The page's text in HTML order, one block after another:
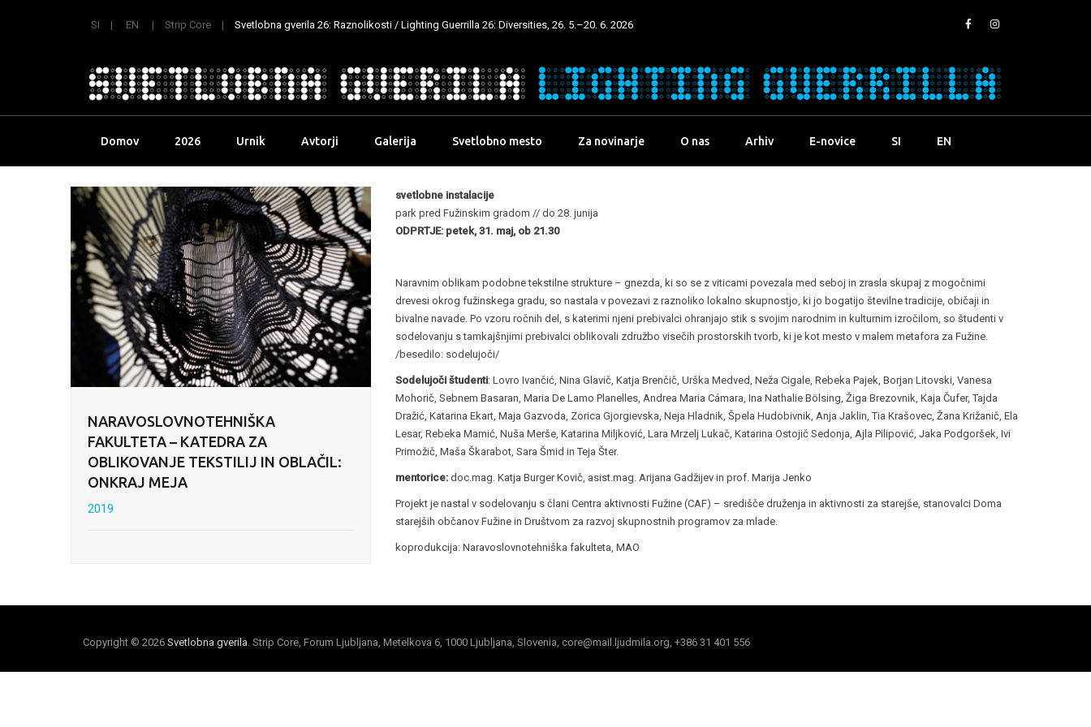
SI EN Strip Core Svetlobna gverila 26: Raznolikosti / Lighting Guerrilla 26: Diversities, 26. 5.–20. 6. 2026
Domov 2026 Urnik Avtorji Galerija Svetlobno mesto Za novinarje O nas Arhiv E-novice SI EN
NARAVOSLOVNOTEHNIŠKA
FAKULTETA – KATEDRA ZA
OBLIKOVANJE TEKSTILIJ IN OBLAČIL:
ONKRAJ MEJA
2019
svetlobne instalacije
park pred Fužinskim gradom // do 28. junija
ODPRTJE: petek, 31. maj, ob 21.30
Naravnim oblikam podobne tekstilne strukture – gnezda, ki so se z viticami povezala med seboj in zrasla skupaj z mogočnimi
drevesi okrog fužinskega gradu, so nastala v povezavi z raznoliko lokalno skupnostjo, ki jo bogatijo številne tradicije, običaji in
bivalne navade. Po vzoru ročnih del, s katerimi njeni prebivalci ohranjajo stik s svojim narodnim in kulturnim izročilom, so študenti v
sodelovanju s tamkajšnjimi prebivalci oblikovali združbo visečih prostorskih tvorb, ki je kot mesto v malem metafora za Fužine.
/besedilo: sodelujoči/
Sodelujoči študenti: Lovro Ivančić, Nina Glavič, Katja Brenčič, Urška Medved, Neža Cigale, Rebeka Pajek, Borjan Litovski, Vanesa
Mohorič, Sebnem Basaran, Maria De Lamo Planelles, Andrea Maria Cámara, Ina Nathalie Bölsing, Žiga Brezovnik, Kaja Čufer, Tajda
Dražić, Katarina Ekart, Maja Gazvoda, Zorica Gjorgievska, Neja Hladnik, Špela Hudobivnik, Anja Jaklin, Tia Krašovec, Žana Križanič, Ela
Lesar, Rebeka Mamić, Nuša Merše, Katarina Miljković, Lara Mrzelj Lukač, Katarina Ostojič Sedonja, Ajla Pilipović, Jaka Podgoršek, Ivi
Primožič, Maša Škarabot, Sara Šmid in Teja Šter.
mentorice: doc.mag. Katja Burger Kovič, asist.mag. Arijana Gadžijev in prof. Marija Jenko
Projekt je nastal v sodelovanju s člani Centra aktivnosti Fužine (CAF) – središče druženja in aktivnosti za starejše, stanovalci Doma
starejših občanov Fužine in Društvom za razvoj skupnostnih programov za mlade.
koprodukcija: Naravoslovnotehniška fakulteta, MAO
Copyright © 2026 Svetlobna gverila. Strip Core, Forum Ljubljana, Metelkova 6, 1000 Ljubljana, Slovenia, core@mail.ljudmila.org, +386 31 401 556